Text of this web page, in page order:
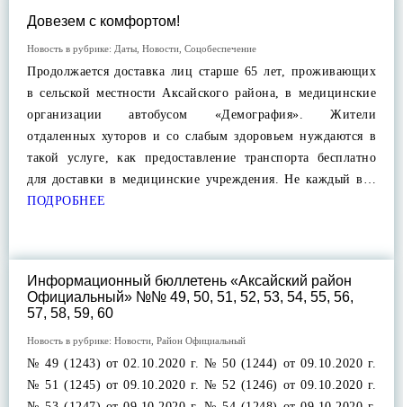
Довезем с комфортом!
Новость в рубрике: Даты Новости Соцобеспечение
Продолжается доставка лиц старше 65 лет, проживающих
в сельской местности Аксайского района, в медицинские
организации автобусом «Демография». Жители
отдаленных хуторов и со слабым здоровьем нуждаются в
такой услуге, как предоставление транспорта бесплатно
для доставки в медицинские учреждения. Не каждый в…
ПОДРОБНЕЕ
Информационный бюллетень «Аксайский район
Официальный» №№ 49, 50, 51, 52, 53, 54, 55, 56,
57, 58, 59, 60
Новость в рубрике: Новости Район Официальный
№ 49 (1243) от 02.10.2020 г. № 50 (1244) от 09.10.2020 г.
№ 51 (1245) от 09.10.2020 г. № 52 (1246) от 09.10.2020 г.